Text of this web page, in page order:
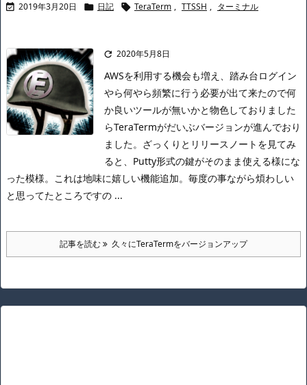
 2019年3月20日  日記  TeraTerm , TTSSH , ターミナル
 2020年5月8日
AWSを利用する機会も増え、踏み台ログイン
やら何やら頻繁に行う必要が出て来たので何
か良いツールが無いかと物色しておりました
らTeraTermがだいぶバージョンが進んでおり
ました。 ざっくりとリリースノートを見てみ
ると、Putty形式の鍵がそのまま使える様にな
った模様。 これは地味に嬉しい機能追加。 毎度の事ながら煩わしい
と思ってたところですの ...
記事を読む 久々にTeraTermをバージョンアップ